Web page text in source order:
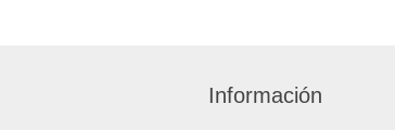
Información